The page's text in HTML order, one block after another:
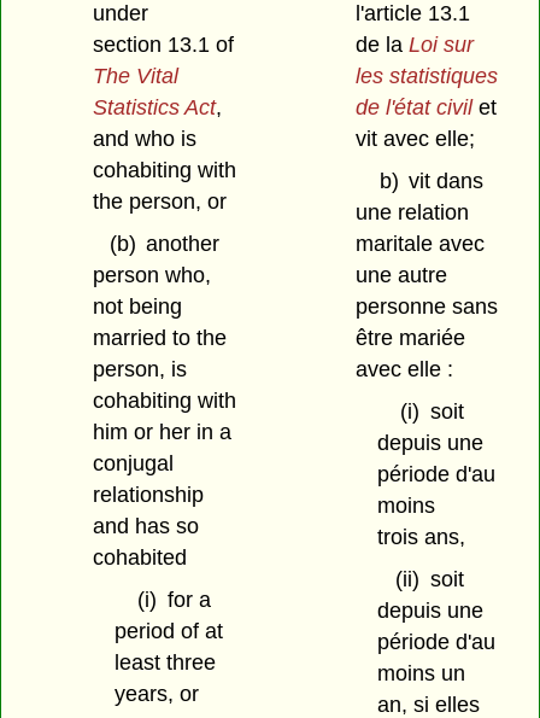
under
section 13.1 of
The Vital
Statistics Act,
and who is
cohabiting with
the person, or
(b) another
person who,
not being
married to the
person, is
cohabiting with
him or her in a
conjugal
relationship
and has so
cohabited
(i) for a
period of at
least three
years, or
l'article 13.1
de laLoi sur
les statistiques
de l'état civilet
vit avec elle;
b) vit dans
une relation
maritale avec
une autre
personne sans
être mariée
avec elle :
(i) soit
depuis une
période d'au
moins
trois ans,
(ii) soit
depuis une
période d'au
moins un
an, si elles